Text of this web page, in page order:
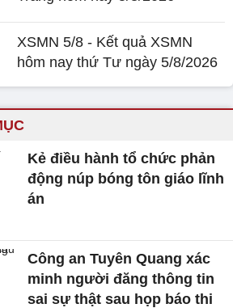
XSMN 5/8 - Kết quả XSMN
hôm nay thứ Tư ngày 5/8/2026
Kẻ điều hành tổ chức phản
động núp bóng tôn giáo lĩnh
án
Công an Tuyên Quang xác
minh người đăng thông tin
sai sự thật sau họp báo thi